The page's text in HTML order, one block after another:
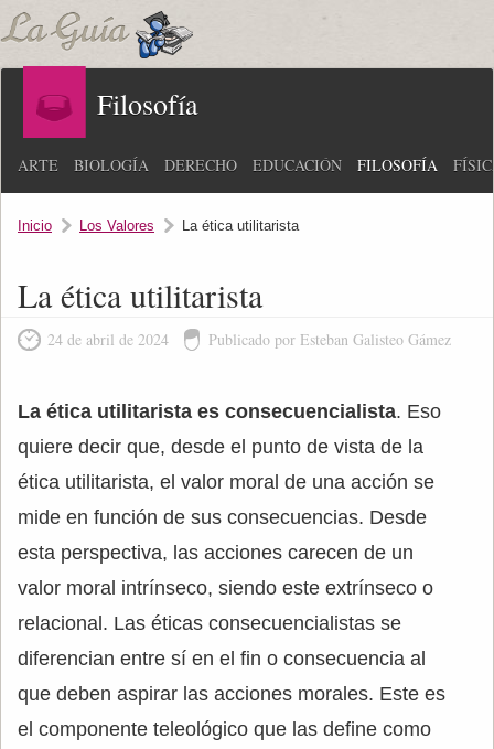
Filosofía
ARTE BIOLOGÍA DERECHO EDUCACIÓN FILOSOFÍA
Inicio Los Valores La ética utilitarista
La ética utilitarista
24 de abril de 2024 Publicado por Esteban Galisteo Gámez
La ética utilitarista es consecuencialista. Eso
quiere decir que, desde el punto de vista de la
ética utilitarista, el valor moral de una acción se
mide en función de sus consecuencias. Desde
esta perspectiva, las acciones carecen de un
valor moral intrínseco, siendo este extrínseco o
relacional. Las éticas consecuencialistas se
diferencian entre sí en el fin o consecuencia al
que deben aspirar las acciones morales. Este es
el componente teleológico que las define como